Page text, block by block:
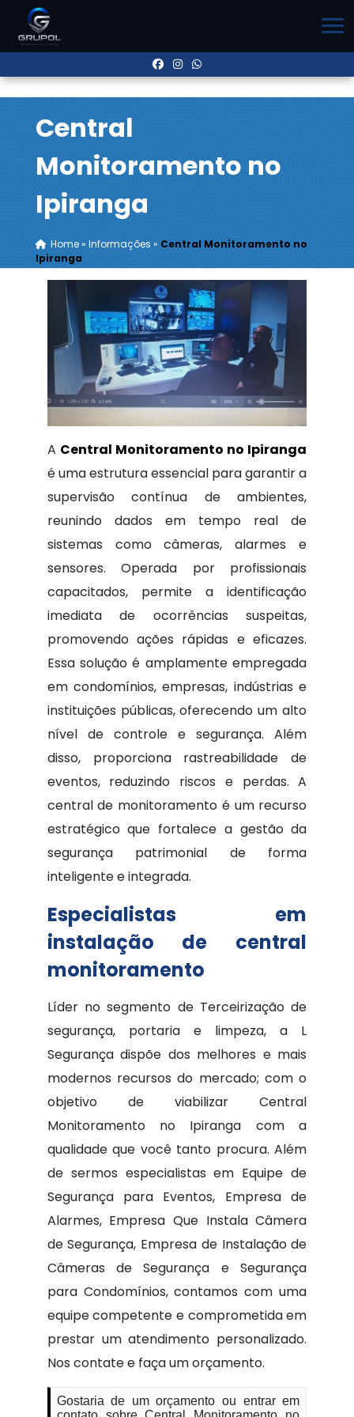
Central
Monitoramento no
Ipiranga
Home» Informações » Central Monitoramento no
Ipiranga
A Central Monitoramento no Ipiranga
é uma estrutura essencial para garantir a
supervisão contínua de ambientes,
reunindo dados em tempo real de
sistemas como câmeras, alarmes e
sensores. Operada por profissionais
capacitados, permite a identificação
imediata de ocorrências suspeitas,
promovendo ações rápidas e eficazes.
Essa solução é amplamente empregada
em condomínios, empresas, indústrias e
instituições públicas, oferecendo um alto
nível de controle e segurança. Além
disso, proporciona rastreabilidade de
eventos, reduzindo riscos e perdas. A
central de monitoramento é um recurso
estratégico que fortalece a gestão da
segurança patrimonial de forma
inteligente e integrada.
Especialistas em
instalação de central
monitoramento
Líder no segmento de Terceirização de
segurança, portaria e limpeza, a L
Segurança dispõe dos melhores e mais
modernos recursos do mercado; com o
objetivo de viabilizar Central
Monitoramento no Ipiranga com a
qualidade que você tanto procura. Além
de sermos especialistas em Equipe de
Segurança para Eventos, Empresa de
Alarmes, Empresa Que Instala Câmera
de Segurança, Empresa de Instalação de
Câmeras de Segurança e Segurança
para Condomínios, contamos com uma
equipe competente e comprometida em
prestar um atendimento personalizado.
Nos contate e faça um orçamento.
Gostaria de um orçamento ou entrar em